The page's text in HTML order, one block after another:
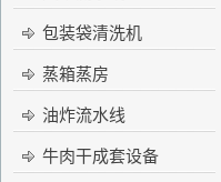
包装袋清洗机
蒸箱蒸房
油炸流水线
牛肉干成套设备